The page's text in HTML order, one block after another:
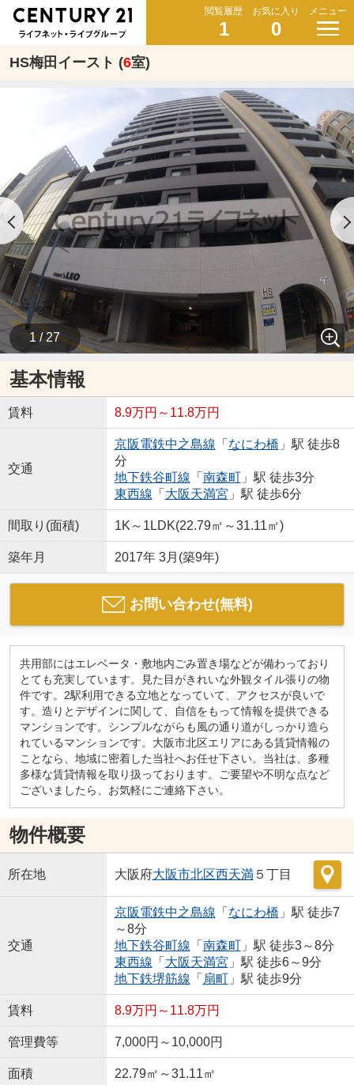
閲覧履歴
1
お気に入り
0
メニュー
HS梅田イースト (6室)
1 / 27
基本情報
賃料 8.9万円～11.8万円
交通
京阪電鉄中之島線 「 なにわ橋 」駅 徒歩8
分
地下鉄谷町線 「 南森町」駅 徒歩3分
東西線 「 大阪天満宮 」駅 徒歩6分
間取り(面積) 1K～1LDK(22.79㎡～31.11㎡)
築年月 2017年 3月(築9年)
お問い合わせ(無料)
共用部にはエレベータ・敷地内ごみ置き場などが備わっており
とても充実しています。見た目がきれいな外観タイル張りの物
件です。2駅利用できる立地となっていて、アクセスが良いで
す。造りとデザインに関して、自信をもって情報を提供できる
マンションです。シンプルながらも風の通り道がしっかり造ら
れているマンションです。大阪市北区エリアにある賃貸情報の
ことなら、地域に密着した当社へお任せ下さい。当社は、多種
多様な賃貸情報を取り扱っております。ご要望や不明な点など
ございましたら、お気軽にご連絡下さい。
物件概要
所在地 大阪府大阪市北区西天満５丁目
交通
京阪電鉄中之島線 「 なにわ橋 」駅 徒歩7
～8分
地下鉄谷町線 「 南森町」駅 徒歩3～8分
東西線 「 大阪天満宮 」駅 徒歩6～9分
地下鉄堺筋線 「 扇町」駅 徒歩9分
賃料 8.9万円～11.8万円
管理費等 7,000円～10,000円
面積 22.79㎡～31.11㎡